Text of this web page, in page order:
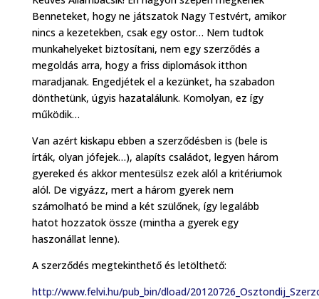
Benneteket, hogy ne játszatok Nagy Testvért, amikor
nincs a kezetekben, csak egy ostor… Nem tudtok
munkahelyeket biztosítani, nem egy szerződés a
megoldás arra, hogy a friss diplomások itthon
maradjanak. Engedjétek el a kezünket, ha szabadon
dönthetünk, úgyis hazatalálunk. Komolyan, ez így
működik…
Van azért kiskapu ebben a szerződésben is (bele is
írták, olyan jófejek…), alapíts családot, legyen három
gyereked és akkor mentesülsz ezek alól a kritériumok
alól. De vigyázz, mert a három gyerek nem
számolható be mind a két szülőnek, így legalább
hatot hozzatok össze (mintha a gyerek egy
haszonállat lenne).
A szerződés megtekinthető és letölthető:
http://www.felvi.hu/pub_bin/dload/